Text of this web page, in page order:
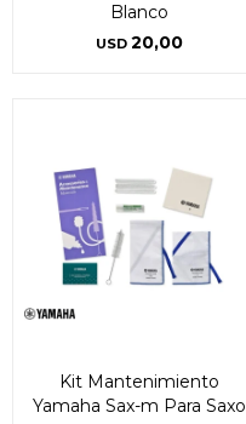
Blanco
USD 20,00
Kit Mantenimiento
Yamaha Sax-m Para Saxo